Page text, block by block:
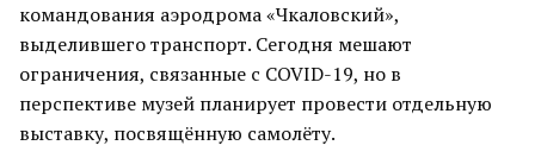
командования аэродрома «Чкаловский»,
выделившего транспорт. Сегодня мешают
ограничения, связанные с COVID-19, но в
перспективе музей планирует провести отдельную
выставку, посвящённую самолёту.